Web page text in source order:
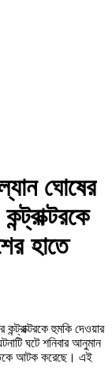
ঘোষের
হাতে
হুমকি দেওয়ার
ঘটে শনিবার আনুমান
আটক করেছে। এই